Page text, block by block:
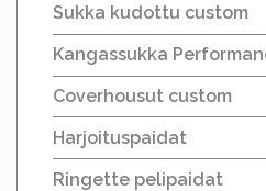
Sukka kudottu custom
Kangassukka
Coverhousut custom
Harjoituspaidat
Ringette pelipaidat